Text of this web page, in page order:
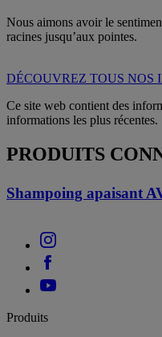
Nous aimons avoir le
racines jusqu’aux pointes.
DÉCOUVREZ TOUS NOS
Ce site web contient des
informations les plus récentes.
PRODUITS
Shampoing apaisant
Produits